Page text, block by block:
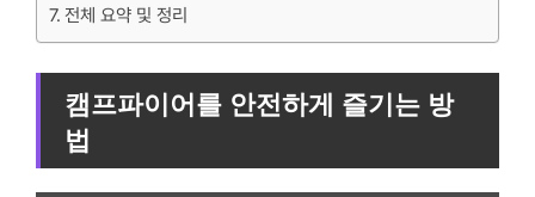
전체 요약 및 정리
캠프파이어를 안전하게 즐기는 방
법